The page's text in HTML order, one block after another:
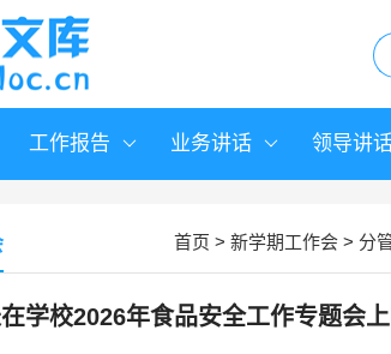
工作报告 业务讲话 领导讲
首页 > 新学期工作会 > 分
学校2026年食品安全工作专题会